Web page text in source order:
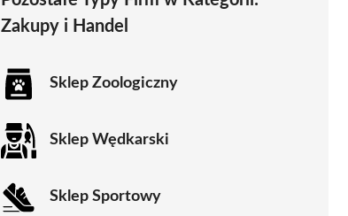
Zakupy i Handel
Sklep Zoologiczny
Sklep Wędkarski
Sklep Sportowy